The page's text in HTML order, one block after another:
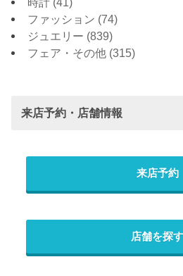
ファッション (74)
ジュエリー (839)
フェア・その他 (315)
来店予約・店舗情報
来店予約
店舗を探す